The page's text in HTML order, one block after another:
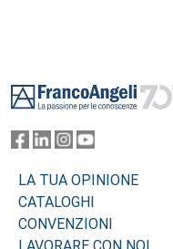
LA TUA OPINIONE
CATALOGHI
CONVENZIONI